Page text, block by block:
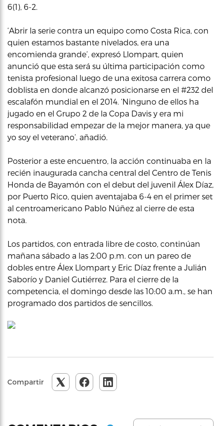
6(1), 6-2.
‘Abrir la serie contra un equipo como Costa Rica, con
quien estamos bastante nivelados, era una
encomienda grande’, expresó Llompart, quien
anunció que esta será su última participación como
tenista profesional luego de una exitosa carrera como
doblista en donde alcanzó posicionarse en el #232 del
escalafón mundial en el 2014. ‘Ninguno de ellos ha
jugado en el Grupo 2 de la Copa Davis y era mi
responsabilidad empezar de la mejor manera, ya que
yo soy el veterano’, añadió.
Posterior a este encuentro, la acción continuaba en la
recién inaugurada cancha central del Centro de Tenis
Honda de Bayamón con el debut del juvenil Álex Díaz,
por Puerto Rico, quien aventajaba 6-4 en el primer set
al centroamericano Pablo Núñez al cierre de esta
nota.
Los partidos, con entrada libre de costo, continúan
mañana sábado a las 2:00 p.m. con un pareo de
dobles entre Álex Llompart y Eric Díaz frente a Julián
Saborío y Daniel Gutiérrez. Para el cierre de la
competencia, el domingo desde las 10:00 a.m., se han
programado dos partidos de sencillos.
Compartir